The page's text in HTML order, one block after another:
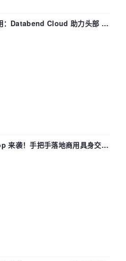
：Databend Cloud 助力头部 AI
道
来袭！手把手落地商用具身交互